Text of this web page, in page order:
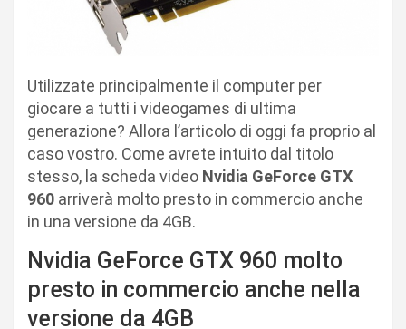
Utilizzate principalmente il computer per
giocare a tutti i videogames di ultima
generazione? Allora l’articolo di oggi fa proprio al
caso vostro. Come avrete intuito dal titolo
stesso, la scheda video Nvidia GeForce GTX
960 arriverà molto presto in commercio anche
in una versione da 4GB.
Nvidia GeForce GTX 960 molto
presto in commercio anche nella
versione da 4GB